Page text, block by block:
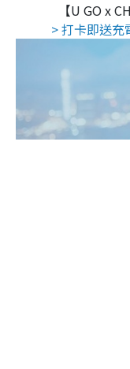
【U GO x
> 打卡即送